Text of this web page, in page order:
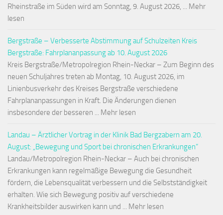
Rheinstraße im Süden wird am Sonntag, 9. August 2026, ... Mehr
lesen
Bergstraße – Verbesserte Abstimmung auf Schulzeiten Kreis
Bergstraße: Fahrplananpassung ab 10. August 2026
Kreis Bergstraße/Metropolregion Rhein-Neckar – Zum Beginn des
neuen Schuljahres treten ab Montag, 10. August 2026, im
Linienbusverkehr des Kreises Bergstraße verschiedene
Fahrplananpassungen in Kraft. Die Änderungen dienen
insbesondere der besseren ... Mehr lesen
Landau – Ärztlicher Vortrag in der Klinik Bad Bergzabern am 20.
August: „Bewegung und Sport bei chronischen Erkrankungen“
Landau/Metropolregion Rhein-Neckar – Auch bei chronischen
Erkrankungen kann regelmäßige Bewegung die Gesundheit
fördern, die Lebensqualität verbessern und die Selbstständigkeit
erhalten. Wie sich Bewegung positiv auf verschiedene
Krankheitsbilder auswirken kann und ... Mehr lesen